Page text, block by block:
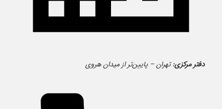
دفتر مرکزی:تهران – پایین‌تر از میدان هروی